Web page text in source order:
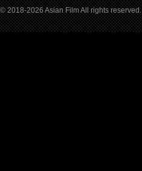
© 2018-2026 Asian Film All rights reserved.